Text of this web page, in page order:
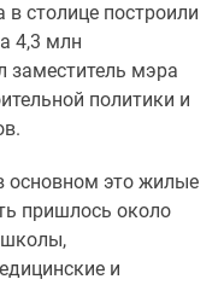
в столице построили
4,3 млн
заместитель мэра
политики и
основном это жилые
пришлось около
школы,
и